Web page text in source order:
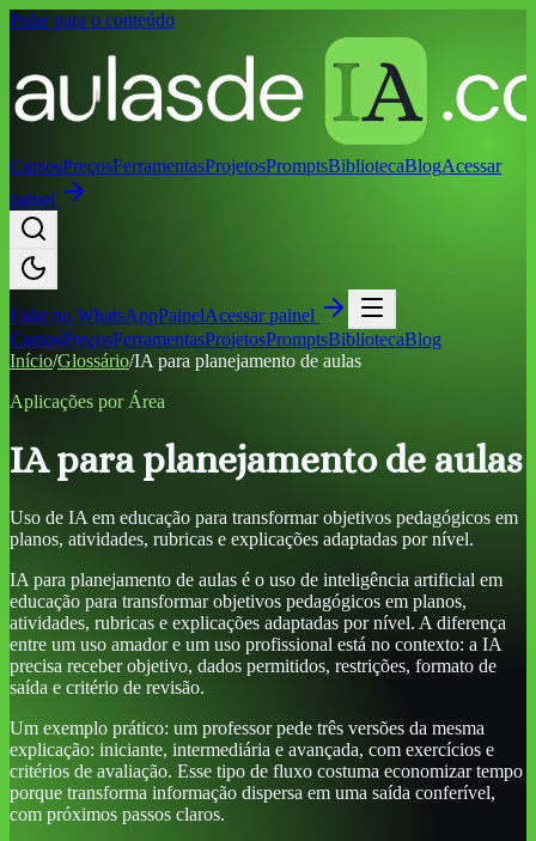
Pular para o conteúdo
CursosPreçosFerramentasProjetosPromptsBibliotecaBlogAcessar
painel
Falar no WhatsAppPainelAcessar painel
CursosPreçosFerramentasProjetosPromptsBibliotecaBlog
Início/Glossário/IA para planejamento de aulas
Aplicações por Área
IA para planejamento de aulas
Uso de IA em educação para transformar objetivos pedagógicos em
planos, atividades, rubricas e explicações adaptadas por nível.
IA para planejamento de aulas é o uso de inteligência artificial em
educação para transformar objetivos pedagógicos em planos,
atividades, rubricas e explicações adaptadas por nível. A diferença
entre um uso amador e um uso profissional está no contexto: a IA
precisa receber objetivo, dados permitidos, restrições, formato de
saída e critério de revisão.
Um exemplo prático: um professor pede três versões da mesma
explicação: iniciante, intermediária e avançada, com exercícios e
critérios de avaliação. Esse tipo de fluxo costuma economizar tempo
porque transforma informação dispersa em uma saída conferível,
com próximos passos claros.